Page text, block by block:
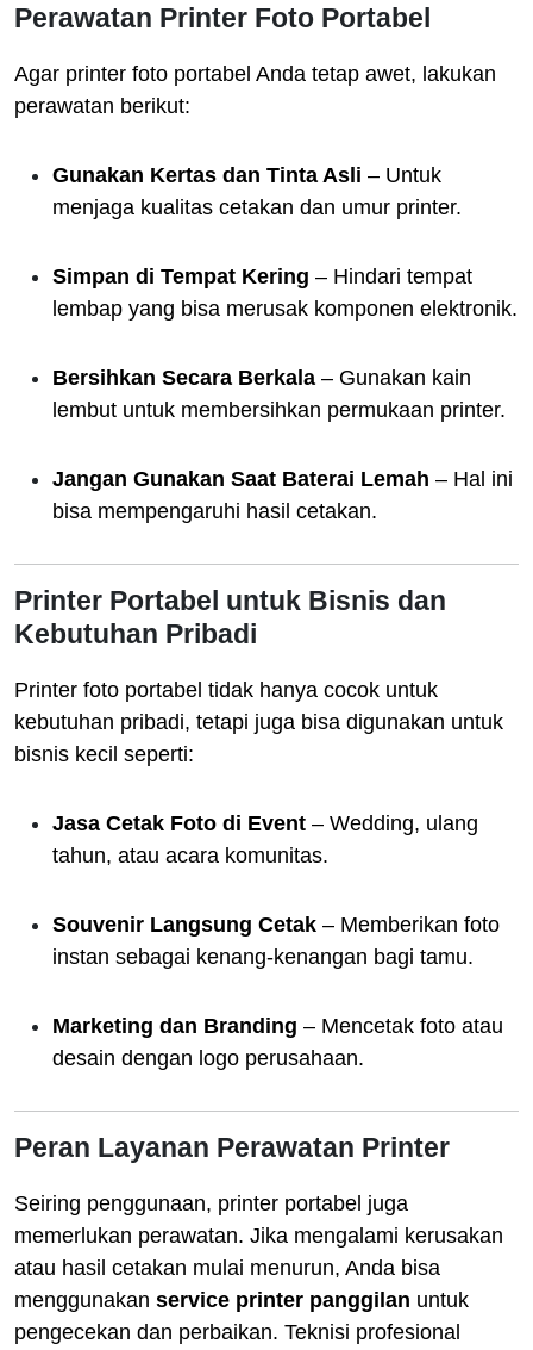
Perawatan Printer Foto Portabel
Agar printer foto portabel Anda tetap awet, lakukan
perawatan berikut:
Gunakan Kertas dan Tinta Asli – Untuk
menjaga kualitas cetakan dan umur printer.
Simpan di Tempat Kering – Hindari tempat
lembap yang bisa merusak komponen elektronik.
Bersihkan Secara Berkala – Gunakan kain
lembut untuk membersihkan permukaan printer.
Jangan Gunakan Saat Baterai Lemah – Hal ini
bisa mempengaruhi hasil cetakan.
Printer Portabel untuk Bisnis dan
Kebutuhan Pribadi
Printer foto portabel tidak hanya cocok untuk
kebutuhan pribadi, tetapi juga bisa digunakan untuk
bisnis kecil seperti:
Jasa Cetak Foto di Event – Wedding, ulang
tahun, atau acara komunitas.
Souvenir Langsung Cetak – Memberikan foto
instan sebagai kenang-kenangan bagi tamu.
Marketing dan Branding – Mencetak foto atau
desain dengan logo perusahaan.
Peran Layanan Perawatan Printer
Seiring penggunaan, printer portabel juga
memerlukan perawatan. Jika mengalami kerusakan
atau hasil cetakan mulai menurun, Anda bisa
menggunakan service printer panggilan untuk
pengecekan dan perbaikan. Teknisi profesional